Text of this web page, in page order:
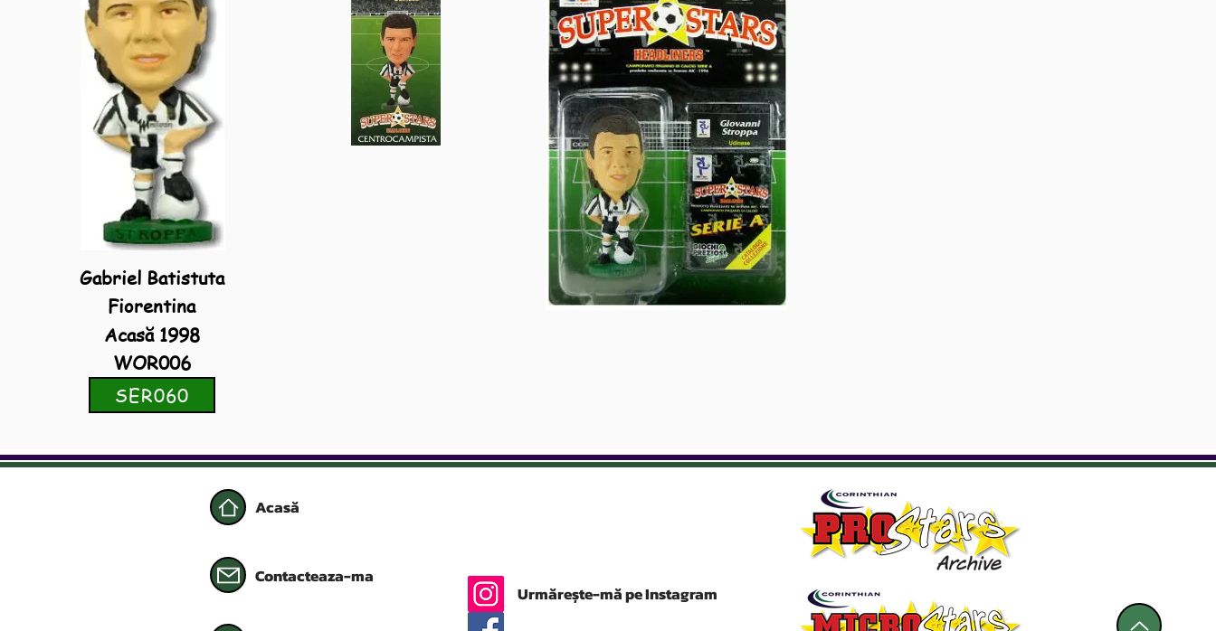
Gabriel Batistuta
Fiorentina
Acasă 1998
WOR006
SER060
Acasă
Contacteaza-ma
Urmărește-mă pe Instagram